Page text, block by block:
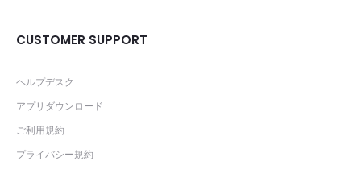
CUSTOMER SUPPORT
ヘルプデスク
アプリダウンロード
ご利用規約
プライバシー規約